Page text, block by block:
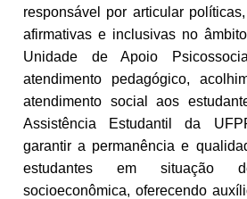
responsável por articular
afirmativas e inclusivas no
Unidade de Apoio
atendimento pedagógico,
atendimento social aos
Assistência Estudantil da
garantir a permanência e
estudantes em situação
socioeconômica, oferecendo